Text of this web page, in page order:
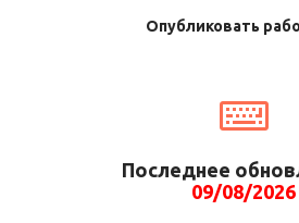
Опубликовать
Последнее
09/08/2026